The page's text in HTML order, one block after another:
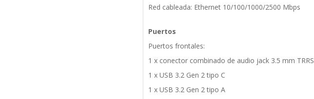
Red cableada: Ethernet 10/100/1000/2500 Mbps
Puertos
Puertos frontales:
1 x conector combinado de audio jack 3.5 mm TRRS
1 x USB 3.2 Gen 2 tipo C
1 x USB 3.2 Gen 2 tipo A